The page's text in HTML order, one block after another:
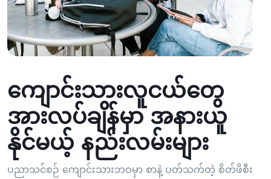
ကျောင်းသားလူငယ်တွေ
အားလပ်ချိန်မှာ အနားယူ
နိုင်မယ့် နည်းလမ်းများ
ပညာသင်စဉ် ကျောင်းသားဘဝမှာ စာနဲ့ ပတ်သက်တဲ့ စိတ်ဖိစီး